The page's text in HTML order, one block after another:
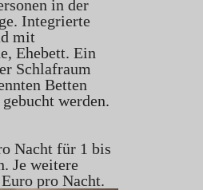
in der
Integrierte
mit
Ehebett. Ein
Schlafraum
Betten
werden.
Nacht für 1 bis
Je weitere
pro Nacht.